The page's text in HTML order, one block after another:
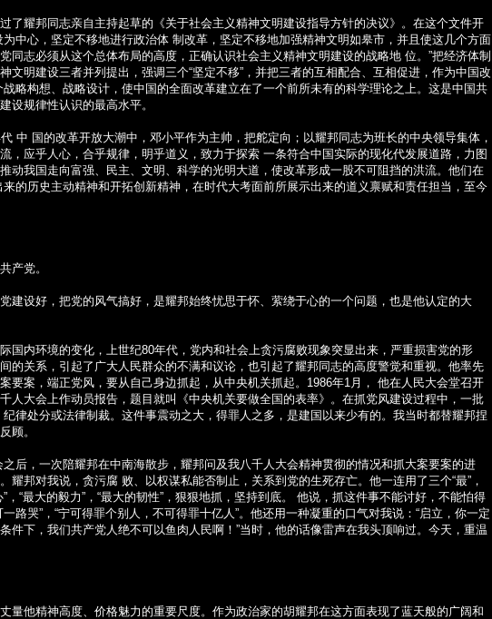
了耀邦同志亲自主持起草的《关于社会主义精神文明建设指导方针的决议》。在这个文件开
为中心，坚定不移地进行政治体 制改革，坚定不移地加强精神文明如皋市，并且使这几个方面
同志必须从这个总体布局的高度，正确认识社会主义精神文明建设的战略地 位。”把经济体制
文明建设三者并列提出，强调三个“坚定不移”，并把三者的互相配合、互相促进，作为中国改
略构想、战略设计，使中国的全面改革建立在了一个前所未有的科学理论之上。这是中国共
设规律性认识的最高水平。
中 国的改革开放大潮中，邓小平作为主帅，把舵定向；以耀邦同志为班长的中央领导集体，
，应乎人心，合乎规律，明乎道义，致力于探索 一条符合中国实际的现化代发展道路，力图
动我国走向富强、民主、文明、科学的光明大道，使改革形成一股不可阻挡的洪流。他们在
的历史主动精神和开拓创新精神，在时代大考面前所展示出来的道义禀赋和责任担当，至今
产党。
建设好，把党的风气搞好，是耀邦始终忧思于怀、萦绕于心的一个问题，也是他认定的大
国内环境的变化，上世纪80年代，党内和社会上贪污腐败现象突显出来，严重损害党的形
的关系，引起了广大人民群众的不满和议论，也引起了耀邦同志的高度警觉和重视。他率先
要案，端正党风，要从自己身边抓起，从中央机关抓起。 1986年1 月， 他在人民大会堂召开
人大会上作动员报告，题目就叫《中央机关要做全国的表率》。在抓党风建设过程中，一批
律处分或法律制裁。这件事震动之大，得罪人之多，是建国以来少有的。我当时都替耀邦捏
顾。
后，一次陪耀邦在中南海散步，耀邦问及我八千人大会精神贯彻的情况和抓大案要案的进
耀邦对我说，贪污腐 败、以权谋私能否制止，关系到党的生死存亡。他一连用了三个“最”，
，“最大的毅力”，“最大的韧性”，狠狠地抓，坚持到底。 他说，抓这件事不能讨好，不能怕得
路哭”，“宁可得罪个别人，不可得罪十亿人”。他还用一种凝重的口气对我说：“启立，你一定
件下，我们共产党人绝不可以鱼肉人民啊！”当时，他的话像雷声在我头顶响过。今天，重温
量他精神高度、价格魅力的重要尺度。作为政治家的胡耀邦在这方面表现了蓝天般的广阔和